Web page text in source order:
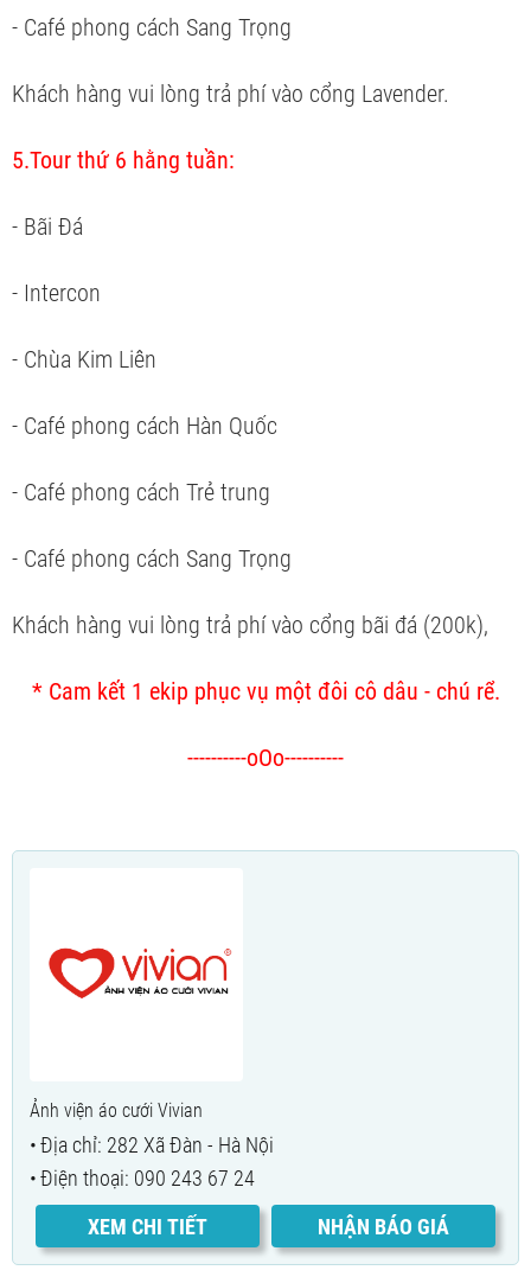
- Café phong cách Sang Trọng
Khách hàng vui lòng trả phí vào cổng Lavender.
5.Tour thứ 6 hằng tuần:
- Bãi Đá
- Intercon
- Chùa Kim Liên
- Café phong cách Hàn Quốc
- Café phong cách Trẻ trung
- Café phong cách Sang Trọng
Khách hàng vui lòng trả phí vào cổng bãi đá (200k),
* Cam kết 1 ekip phục vụ một đôi cô dâu - chú rể.
----------oOo----------
Ảnh viện áo cưới Vivian
Địa chỉ: 282 Xã Đàn - Hà Nội
Điện thoại: 090 243 67 24
XEM CHI TIẾT
NHẬN BÁO GIÁ